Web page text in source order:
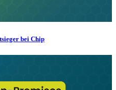
bei Chip